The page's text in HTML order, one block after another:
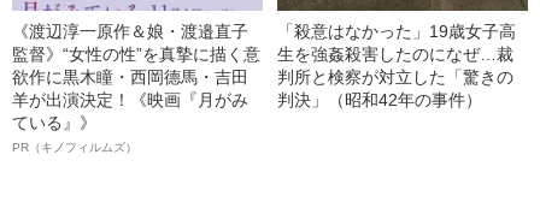
《渡辺淳一原作＆娘・渡邉直子
監督》“女性の性”を真摯に描く意
欲作に黒木瞳・西岡德馬・吉田
羊が出演決定！《映画『月がみ
ている』》
PR（キノフィルムズ）
「殺意はなかった」19歳女子高
生を強姦殺害したのになぜ…裁
判所と検察が対立した「驚きの
判決」（昭和42年の事件）